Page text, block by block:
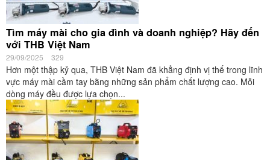
Tìm máy mài cho gia đình và doanh nghiệp? Hãy đến
với THB Việt Nam
29/09/2025 329
Hơn một thập kỷ qua, THB Việt Nam đã khẳng định vị thế trong lĩnh
vực máy mài cầm tay bằng những sản phẩm chất lượng cao. Mỗi
dòng máy đều được lựa chọn...